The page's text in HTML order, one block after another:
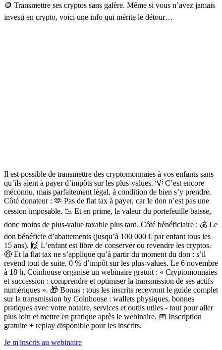
🪙 Transmettre ses cryptos sans galère. Même si vous n’avez jamais
investi en crypto, voici une info qui mérite le détour…
Il est possible de transmettre des cryptomonnaies à vos enfants sans
qu’ils aient à payer d’impôts sur les plus-values. 💡 C’est encore
méconnu, mais parfaitement légal, à condition de bien s’y prendre.
Côté donateur : 🫶 Pas de flat tax à payer, car le don n’est pas une
cession imposable. 📉 Et en prime, la valeur du portefeuille baisse,
donc moins de plus-value taxable plus tard. Côté bénéficiaire : 💰 Le
don bénéficie d’abattements (jusqu’à 100 000 € par enfant tous les
15 ans). 🙌 L’enfant est libre de conserver ou revendre les cryptos.
🤑 Et la flat tax ne s’applique qu’à partir du moment du don : s’il
revend tout de suite, 0 % d’impôt sur les plus-values. Le 6 novembre
à 18 h, Coinhouse organise un webinaire gratuit : « Cryptomonnaies
et succession : comprendre et optimiser la transmission de ses actifs
numériques ». 🎁 Bonus : tous les inscrits recevront le guide complet
sur la transmission by Coinhouse : wallets physiques, bonnes
pratiques avec votre notaire, services et outils utiles - tout pour aller
plus loin et mettre en pratique après le webinaire. 📅 Inscription
gratuite + replay disponible pour les inscrits.
Je m'inscris au webinaire